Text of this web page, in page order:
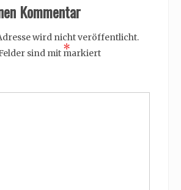
Kommentar
wird nicht veröffentlicht.
sind mit *
markiert